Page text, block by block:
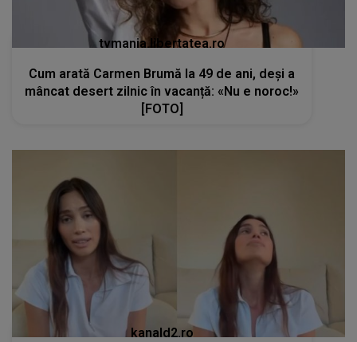
tvmania.libertatea.ro
Cum arată Carmen Brumă la 49 de ani, deși a
mâncat desert zilnic în vacanță: «Nu e noroc!»
[FOTO]
kanald2.ro